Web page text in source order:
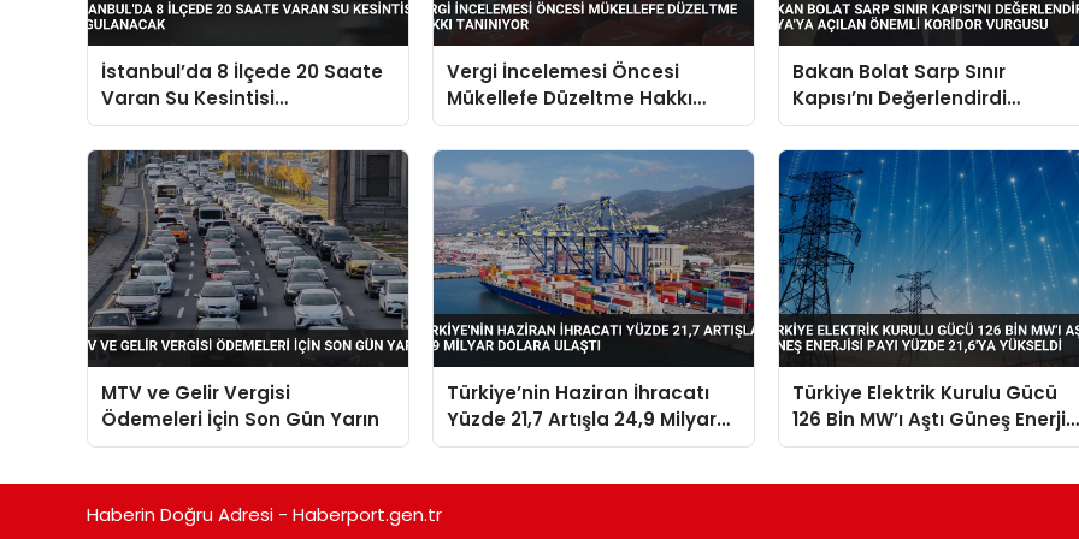
İstanbul’da 8 İlçede 20 Saate
Varan Su Kesintisi
Uygulanacak
Vergi İncelemesi Öncesi
Mükellefe Düzeltme Hakkı
Tanınıyor
Bakan Bolat Sarp Sınır
Kapısı’nı Değerlendirdi
Asya’ya Açılan Önemli
Vurgusu
MTV ve Gelir Vergisi
Ödemeleri İçin Son Gün Yarın
Türkiye’nin Haziran İhracatı
Yüzde 21,7 Artışla 24,9 Milyar
Dolara Ulaştı
Türkiye Elektrik Kurulu Gücü
126 Bin MW’ı Aştı Güneş
Payı Yüzde 21,6’ya Yükseldi
Haberin Doğru Adresi - Haberport.gen.tr